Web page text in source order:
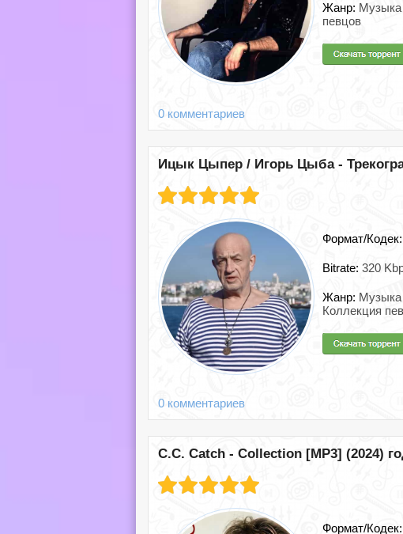
Жанр:
певцов
0 комментариев
Ицык Цыпер / Игорь Цыба -
Формат/Кодек:
Bitrate: 320
Жанр:
Коллекция
0 комментариев
C.C. Catch - Collection [MP3] (2024)
Формат/Кодек: